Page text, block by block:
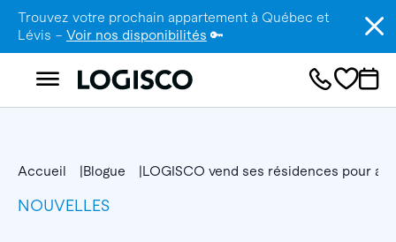
Trouvez votre prochain appartement à Québec et
Lévis – Voir nos disponibilités 🔑
Accueil Blogue LOGISCO vend ses résidences pour
NOUVELLES